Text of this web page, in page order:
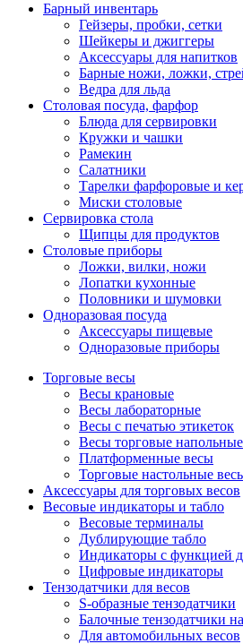
Барный инвентарь
Гейзеры, пробки, сетки
Шейкеры и джиггеры
Аксессуары для напитков
Барные ножи, ложки,
Ведра для льда
Столовая посуда, фарфор
Блюда для сервировки
Кружки и чашки
Рамекин
Салатники
Тарелки фарфоровые и
Миски столовые
Сервировка стола
Щипцы для продуктов
Столовые приборы
Ложки, вилки, ножи
Лопатки кухонные
Половники и шумовки
Одноразовая посуда
Аксессуары пищевые
Одноразовые приборы
Торговые весы
Весы крановые
Весы лабораторные
Весы с печатью этикеток
Весы торговые напольные
Платформенные весы
Торговые настольные
Аксессуары для торговых весов
Весовые индикаторы и табло
Весовые терминалы
Дублирующие табло
Индикаторы с функцией
Цифровые индикаторы
Тензодатчики для весов
S-образные тензодатчики
Балочные тензодатчики
Для автомобильных весов